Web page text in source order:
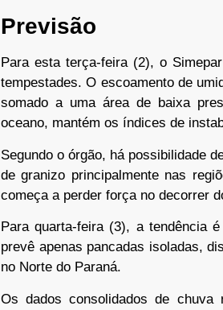
Previsão
Para esta terça-feira (2), o
tempestades. O escoamento de
somado a uma área de baixa
oceano, mantém os índices de
Segundo o órgão, há possibilidade
de granizo principalmente nas
começa a perder força no decorrer
Para quarta-feira (3), a tendência
prevê apenas pancadas isoladas,
no Norte do Paraná.
Os dados consolidados de chuva